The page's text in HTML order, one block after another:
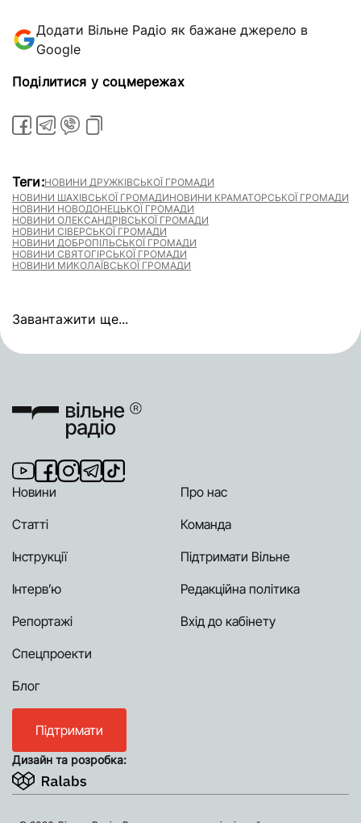
Додати Вільне Радіо як бажане джерело в
Google
Поділитися у соцмережах
Теги:НОВИНИ ДРУЖКІВСЬКОЇ ГРОМАДИ
НОВИНИ ШАХІВСЬКОЇ ГРОМАДИНОВИНИ КРАМАТОРСЬКОЇ ГРОМАДИ
НОВИНИ НОВОДОНЕЦЬКОЇ ГРОМАДИ
НОВИНИ ОЛЕКСАНДРІВСЬКОЇ ГРОМАДИ
НОВИНИ СІВЕРСЬКОЇ ГРОМАДИ
НОВИНИ ДОБРОПІЛЬСЬКОЇ ГРОМАДИ
НОВИНИ СВЯТОГІРСЬКОЇ ГРОМАДИ
НОВИНИ МИКОЛАЇВСЬКОЇ ГРОМАДИ
Завантажити ще...
Новини
Статті
Інструкції
Інтерв’ю
Репортажі
Спецпроекти
Блог
Про нас
Команда
Підтримати Вільне
Редакційна політика
Вхід до кабінету
Підтримати
Дизайн та розробка: